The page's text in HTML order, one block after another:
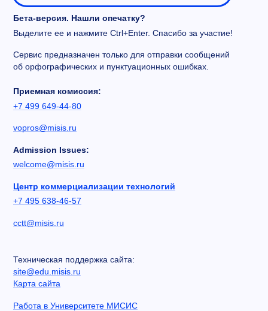
Бета-версия. Нашли опечатку?
Выделите ее и нажмите Ctrl+Enter. Спасибо за участие!
Сервис предназначен только для отправки сообщений
об орфографических и пунктуационных ошибках.
Приемная комиссия:
+7 499 649-44-80
vopros@misis.ru
Admission Issues:
welcome@misis.ru
Центр коммерциализации технологий
+7 495 638-46-57
cctt@misis.ru
Техническая поддержка сайта:
site@edu.misis.ru
Карта сайта
Работа в Университете МИСИС